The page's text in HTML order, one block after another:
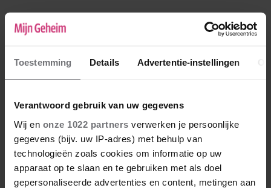
Toestemming Details Advertentie-instellingen
Verantwoord gebruik van uw gegevens
Wij en onze 1022 partners verwerken je persoonlijke
gegevens (bijv. uw IP-adres) met behulp van
technologieën zoals cookies om informatie op uw
apparaat op te slaan en te gebruiken met als doel
gepersonaliseerde advertenties en content, metingen aan
Sandra
09-11-2019 23:17
Waarom zo negatief naar deze vrouw?!
Verliefdheid kies je niet! Ik ben zelf geen
verkeerd. Maar als zij gelukkig is met een
ander zou zij een scheiding aan moeten
vragen. Of er over praten met haar man.
Open relatie. Maak het bespreekbaar.
Eerlijkheid duurt het langst